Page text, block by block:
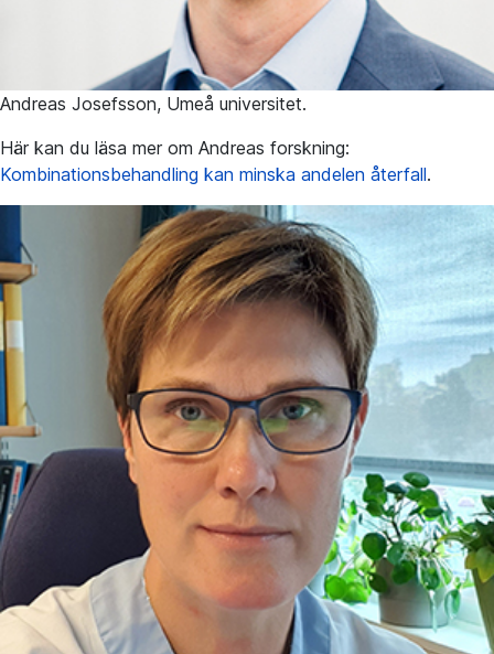
Andreas Josefsson, Umeå universitet.
Här kan du läsa mer om Andreas forskning:
Kombinationsbehandling kan minska andelen återfall.